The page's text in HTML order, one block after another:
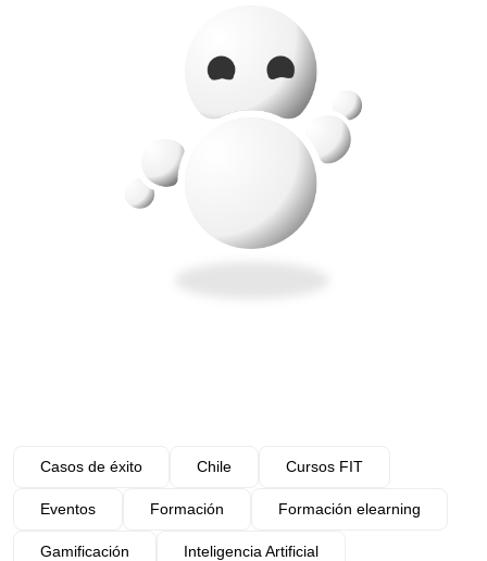
Casos de éxito Chile Cursos FIT
Eventos Formación Formación elearning
Gamificación Inteligencia Artificial